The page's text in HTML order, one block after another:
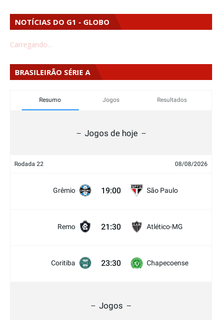
NOTÍCIAS DO G1 - GLOBO
Carregando...
BRASILEIRÃO SÉRIE A
Resumo Jogos Resultados
Jogos de hoje
Rodada 22 08/08/2026
Grêmio 19:00 São Paulo
Remo 21:30 Atlético-MG
Coritiba 23:30 Chapecoense
Jogos